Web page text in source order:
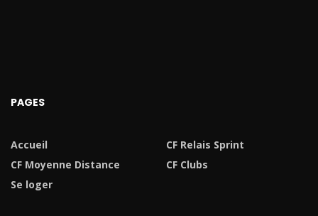
PAGES
Accueil
CF Relais Sprint
CF Moyenne Distance
CF Clubs
Se loger